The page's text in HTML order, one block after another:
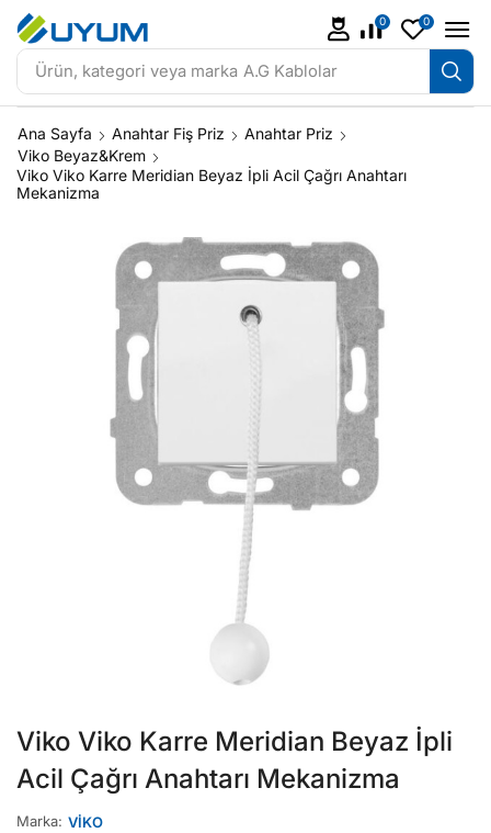
Ürün, kategori veya marka A.G Kablolar
0 0
Ana Sayfa Anahtar Fiş Priz
Anahtar Priz
Viko Beyaz&Krem
Viko Viko Karre Meridian Beyaz İpli Acil Çağrı Anahtarı
Mekanizma
Viko Viko Karre Meridian Beyaz İpli
Acil Çağrı Anahtarı Mekanizma
Marka: VİKO